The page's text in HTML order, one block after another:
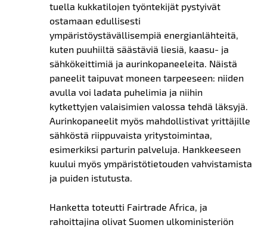
tuella kukkatilojen työntekijät pystyivät
ostamaan edullisesti
ympäristöystävällisempiä energianlähteitä,
kuten puuhiiltä säästäviä liesiä, kaasu- ja
sähkökeittimiä ja aurinkopaneeleita. Näistä
paneelit taipuvat moneen tarpeeseen: niiden
avulla voi ladata puhelimia ja niihin
kytkettyjen valaisimien valossa tehdä läksyjä.
Aurinkopaneelit myös mahdollistivat yrittäjille
sähköstä riippuvaista yritystoimintaa,
esimerkiksi parturin palveluja. Hankkeeseen
kuului myös ympäristötietouden vahvistamista
ja puiden istutusta.
Hanketta toteutti Fairtrade Africa, ja
rahoittajina olivat Suomen ulkoministeriön